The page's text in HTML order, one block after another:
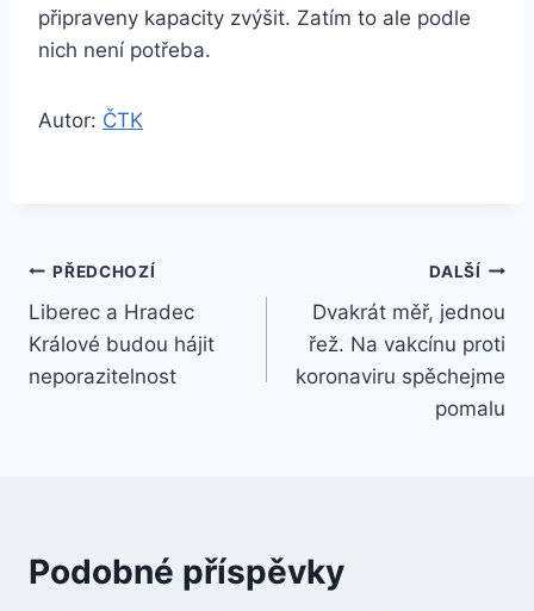
připraveny kapacity zvýšit. Zatím to ale podle
nich není potřeba.
Autor: ČTK
Navigace
pro
příspěvek
PŘEDCHOZÍ
Liberec a Hradec
Králové budou hájit
neporazitelnost
DALŠÍ
Dvakrát měř, jednou
řež. Na vakcínu proti
koronaviru spěchejme
pomalu
Podobné příspěvky